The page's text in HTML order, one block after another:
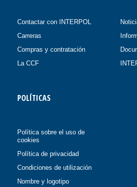
Contactar con INTERPOL
Carreras
Compras y contratación
La CCF
POLÍTICAS
Política sobre el uso de
cookies
Política de privacidad
Condiciones de utilización
Nombre y logotipo